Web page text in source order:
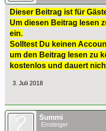
Dieser Beitrag ist für
Um diesen Beitrag lesen
ein.
Solltest Du keinen
um den Beitrag lesen zu
kostenlos und dauert
3. Juli 2018
Summi
Einsteiger